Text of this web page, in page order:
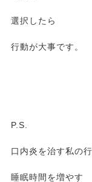
選択したら
行動が大事です。
P.S.
口内炎を治す私の行
睡眠時間を増やす